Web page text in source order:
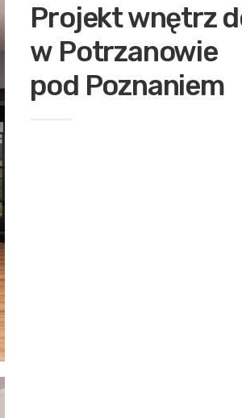
Projekt wnętrz
w Potrzanowie
pod Poznaniem